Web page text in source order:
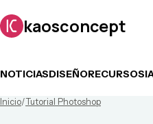
kaosconcept
NOTICIASDISEÑORECURSOS
Inicio/Tutorial Photoshop